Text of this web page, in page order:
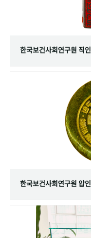
한국보건사회연구원 직인
한국보건사회연구원 압인